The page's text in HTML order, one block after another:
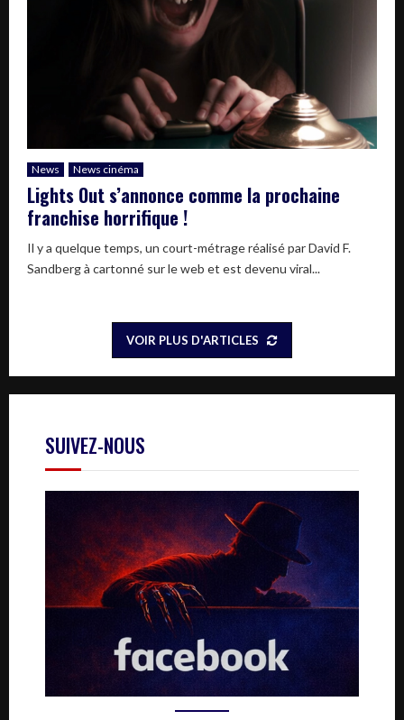
News News cinéma
Lights Out s’annonce comme la prochaine
franchise horrifique !
Il y a quelque temps, un court-métrage réalisé par David F.
Sandberg à cartonné sur le web et est devenu viral...
VOIR PLUS D'ARTICLES
SUIVEZ-NOUS